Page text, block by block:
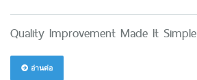
Quality Improvement Made It Simple
อ่านต่อ